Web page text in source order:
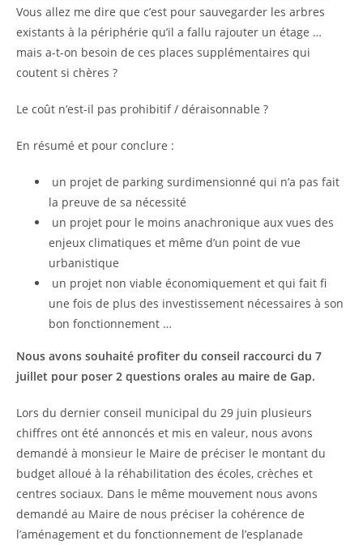
Vous allez me dire que c’est pour sauvegarder les arbres
existants à la périphérie qu’il a fallu rajouter un étage …
mais a-t-on besoin de ces places supplémentaires qui
coutent si chères ?
Le coût n’est-il pas prohibitif / déraisonnable ?
En résumé et pour conclure :
un projet de parking surdimensionné qui n’a pas fait
la preuve de sa nécessité
un projet pour le moins anachronique aux vues des
enjeux climatiques et même d’un point de vue
urbanistique
un projet non viable économiquement et qui fait fi
une fois de plus des investissement nécessaires à son
bon fonctionnement …
Nous avons souhaité profiter du conseil raccourci du 7
juillet pour poser 2 questions orales au maire de Gap.
Lors du dernier conseil municipal du 29 juin plusieurs
chiffres ont été annoncés et mis en valeur, nous avons
demandé à monsieur le Maire de préciser le montant du
budget alloué à la réhabilitation des écoles, crèches et
centres sociaux. Dans le même mouvement nous avons
demandé au Maire de nous préciser la cohérence de
l’aménagement et du fonctionnement de l’esplanade